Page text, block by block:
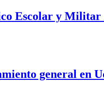
Escolar y Militar
general en